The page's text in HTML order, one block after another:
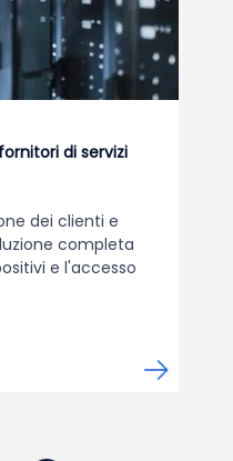
di servizi
dei clienti e
completa
e l'accesso